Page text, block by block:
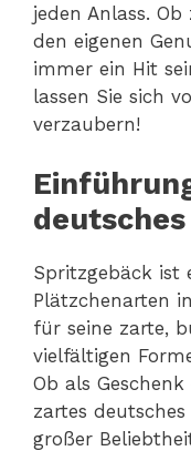
jeden Anlass.
den eigenen
immer ein Hit
lassen Sie sich
verzaubern!
Spritzgebäck ist
Plätzchenarten
für seine zarte,
vielfältigen
Ob als
zartes
großer